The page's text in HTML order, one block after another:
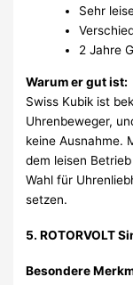
Sehr
2 Jahre
Warum er gut ist:
Swiss Kubik ist
Uhrenbeweger,
keine Ausnahme.
dem leisen
Wahl für
setzen.
5. ROTORVOLT
Besondere